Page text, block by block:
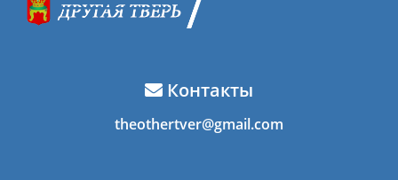
Контакты
theothertver@gmail.com